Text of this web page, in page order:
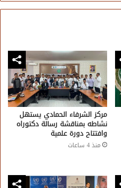
مركز الشرفاء الحمادي يستهل
نشاطه بمناقشة رسالة دكتوراه
وافتتاح دورة علمية
منذ 4 ساعات